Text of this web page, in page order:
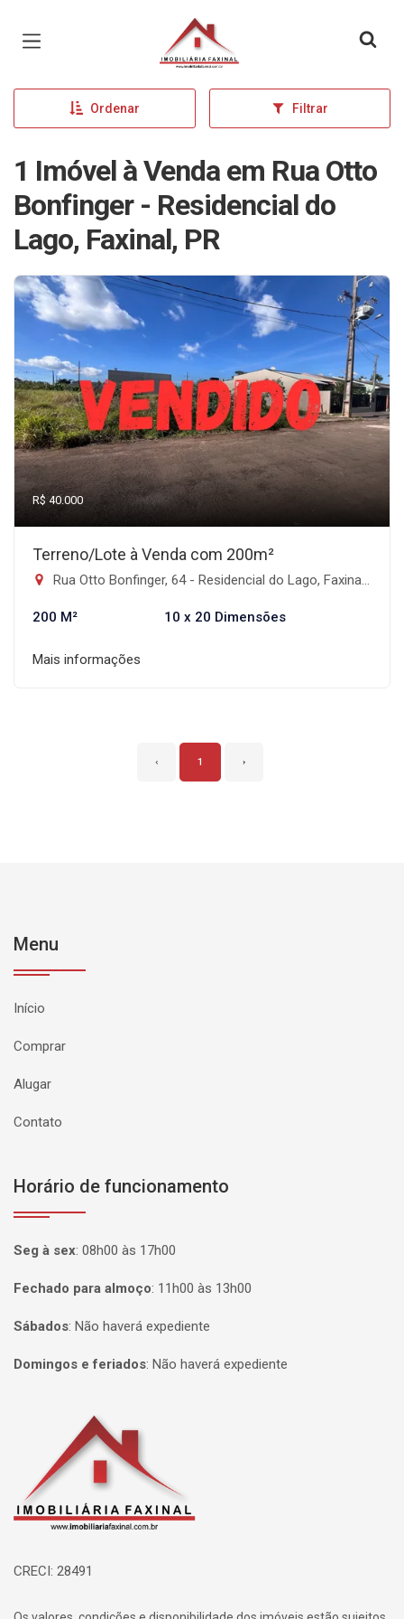
Página inicial
Ordenar Filtrar
1 Imóvel à Venda em Rua Otto
Bonfinger - Residencial do
Lago, Faxinal, PR
R$ 40.000
Terreno/Lote à Venda com 200m²
Rua Otto Bonfinger, 64 - Residencial do Lago, Faxinal-PR
200 M² 10 x 20 Dimensões
Mais informações
‹ 1 ›
Menu
Início
Comprar
Alugar
Contato
Horário de funcionamento
Seg à sex: 08h00 às 17h00
Fechado para almoço: 11h00 às 13h00
Sábados: Não haverá expediente
Domingos e feriados: Não haverá expediente
Página inicial
CRECI: 28491